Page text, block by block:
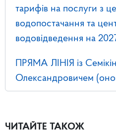
тарифів на послуги з
водопостачання та
водовідведення на
ПРЯМА ЛІНІЯ із
Олександровичем
ЧИТАЙТЕ ТАКОЖ